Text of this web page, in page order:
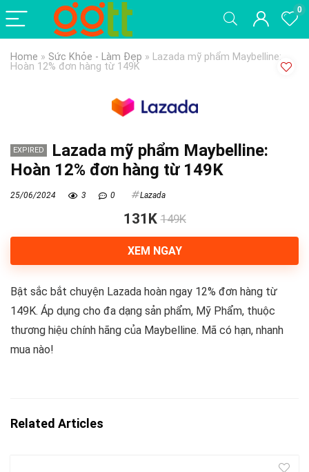
0
Home » Sức Khỏe - Làm Đẹp » Lazada mỹ phẩm Maybelline:
Hoàn 12% đơn hàng từ 149K
EXPIRED
Lazada mỹ phẩm Maybelline:
Hoàn 12% đơn hàng từ 149K
25/06/2024 3 0 Lazada
131K 149K
XEM NGAY
Bật sắc bắt chuyện Lazada hoàn ngay 12% đơn hàng từ
149K. Áp dụng cho đa dạng sản phẩm, Mỹ Phẩm, thuộc
thương hiệu chính hãng của Maybelline. Mã có hạn, nhanh
mua nào!
Related Articles